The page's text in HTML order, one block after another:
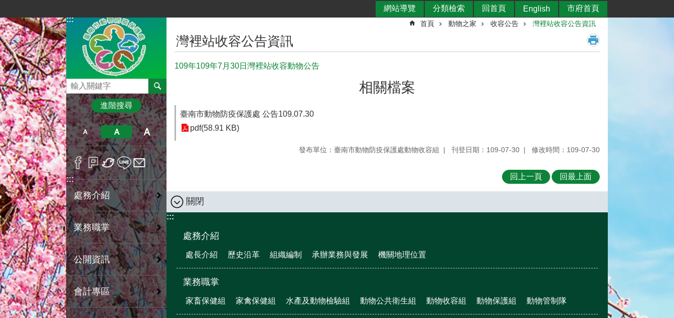
:::
網站導覽 分類檢索 回首頁 English 市府首頁
搜尋
進階搜尋
:::
處務介紹
業務職掌
公開資訊
會計專區
::: 首頁 動物之家 收容公告 灣裡站收容公告資訊
灣裡站收容公告資訊
109年109年7月30日灣裡站收容動物公告
相關檔案
臺南市動物防疫保護處 公告109.07.30
pdf(58.91 KB)
發布單位：臺南市動物防疫保護處動物收容組 刊登日期：109-07-30 修改時間：109-07-30
回上一頁 回最上面
關閉
:::
處務介紹
處長介紹 歷史沿革 組織編制 承辦業務與發展 機關地理位置
業務職掌
家畜保健組 家禽保健組 水產及動物檢驗組 動物公共衛生組 動物收容組 動物保護組 動物管制隊